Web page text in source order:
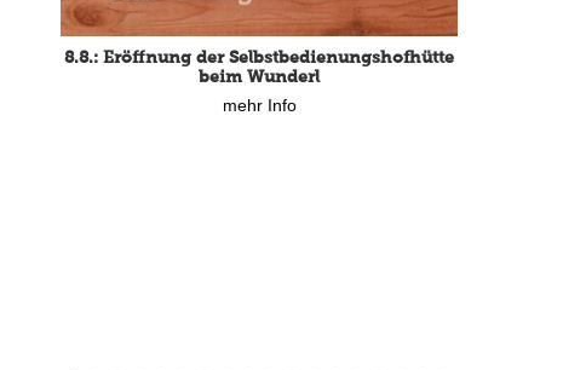
8.8.: Eröffnung der Selbstbedienungshofhütte
beim Wunderl
mehr Info